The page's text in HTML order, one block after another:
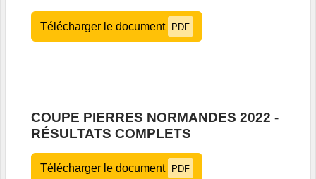
Télécharger le document PDF
COUPE PIERRES NORMANDES 2022 -
RÉSULTATS COMPLETS
Télécharger le document PDF